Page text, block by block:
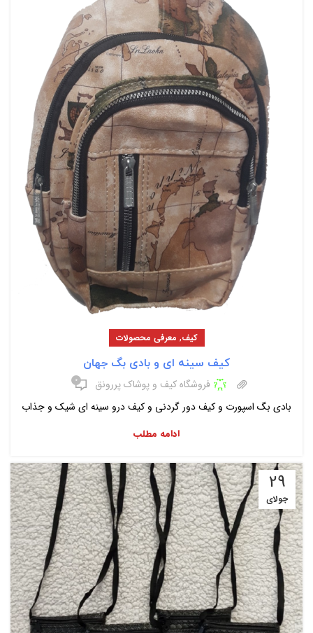
کیف, معرفی محصولات
کیف سینه ای و بادی بگ جهان
فروشگاه کیف و پوشاک پررونق ۰
بادی بگ اسپورت و کیف دور گردنی و کیف درو سینه ای شیک و جذاب
ادامه مطلب
29
جولای